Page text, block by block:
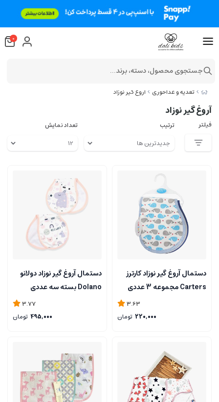
تغذیه و غذاخوری آروغ گیر نوزاد
آروغ گیر نوزاد
فیلتر ترتیب تعداد نمایش
دستمال آروغ گیر نوزاد کارترز
Carters مجموعه 3 عددی
3.63
220,000 تومان
دستمال آروغ گیر نوزاد دولانو
Dolano بسته سه عددی
3.77
495,000 تومان
0
جستجوی محصول، دسته، برند...